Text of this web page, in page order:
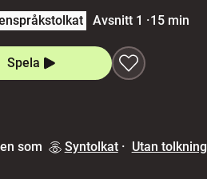
Avsnitt 1 ·15 min
Spela
som Syntolkat · Utan tolkning